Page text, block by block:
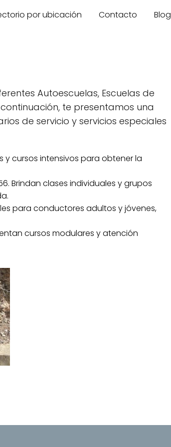
por ubicación Contacto Blog
Autoescuelas, Escuelas de
te presentamos una
de servicio y servicios especiales
y cursos intensivos para obtener la
Brindan clases individuales y grupos
para conductores adultos y jóvenes,
cursos modulares y atención